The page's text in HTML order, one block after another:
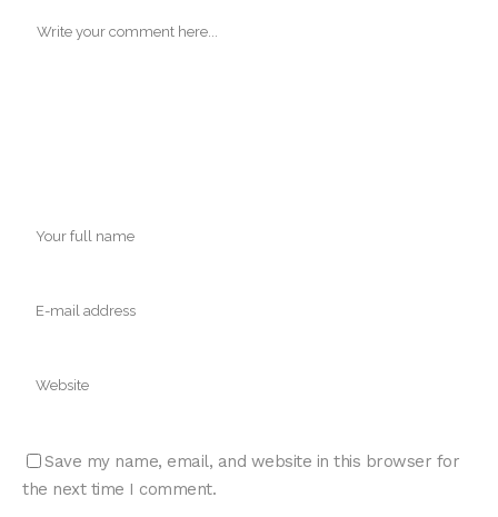
Save my name, email, and website in this browser for
the next time I comment.